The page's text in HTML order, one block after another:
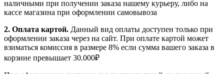
наличными при получении заказа нашему курьеру, либо на
кассе магазина при оформлении самовывоза
2. Оплата картой. Данный вид оплаты доступен только при
оформлении заказа через на сайт. При оплате картой может
взиматься комиссия в размере 8% если сумма вашего заказа в
корзине превышает 30.000₽